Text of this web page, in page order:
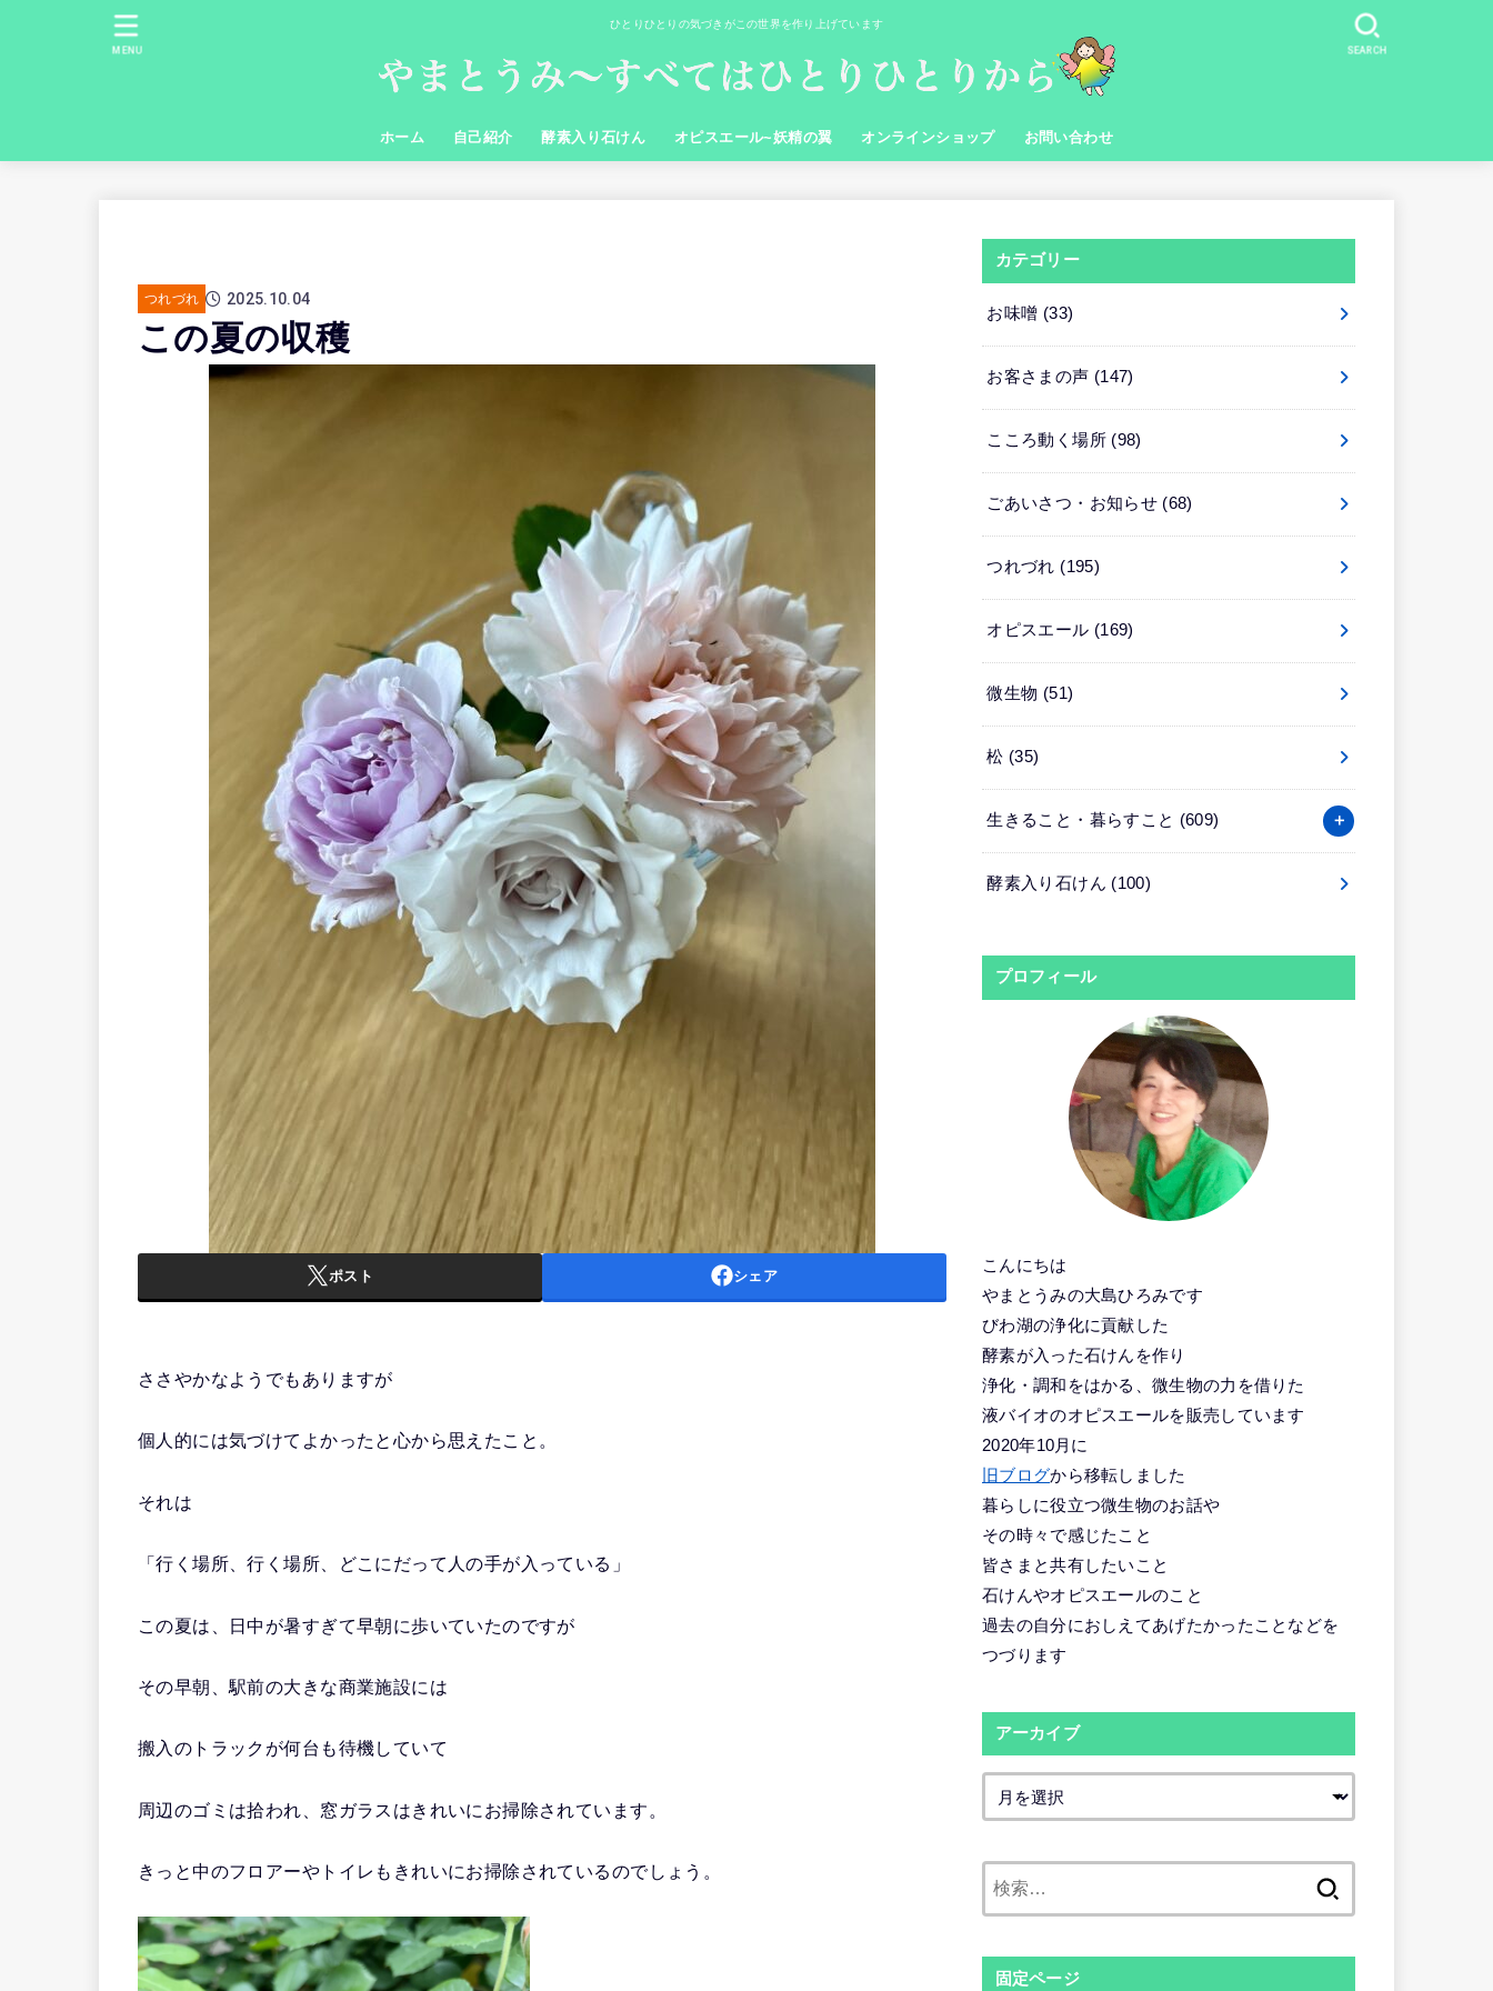
ひとりひとりの気づきがこの世界を作り上げています
ホーム 自己紹介 酵素入り石けん オピスエール~妖精の翼 オンラインショップ お問い合わせ
SEARCH
MENU
つれづれ 2025.10.04
この夏の収穫
ポスト シェア
ささやかなようでもありますが
個人的には気づけてよかったと心から思えたこと。
それは
「行く場所、行く場所、どこにだって人の手が入っている」
この夏は、日中が暑すぎて早朝に歩いていたのですが
その早朝、駅前の大きな商業施設には
搬入のトラックが何台も待機していて
周辺のゴミは拾われ、窓ガラスはきれいにお掃除されています。
きっと中のフロアーやトイレもきれいにお掃除されているのでしょう。
カテゴリー
お味噌 (33)
お客さまの声 (147)
こころ動く場所 (98)
ごあいさつ・お知らせ (68)
つれづれ (195)
オピスエール (169)
微生物 (51)
松 (35)
生きること・暮らすこと (609)
酵素入り石けん (100)
プロフィール
こんにちは
やまとうみの大島ひろみです
びわ湖の浄化に貢献した
酵素が入った石けんを作り
浄化・調和をはかる、微生物の力を借りた
液バイオのオピスエールを販売しています
2020年10月に
旧ブログから移転しました
暮らしに役立つ微生物のお話や
その時々で感じたこと
皆さまと共有したいこと
石けんやオピスエールのこと
過去の自分におしえてあげたかったことなどを
つづります
アーカイブ
固定ページ